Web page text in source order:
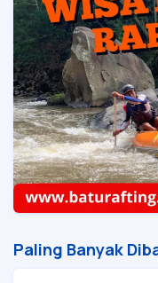
Paling Banyak